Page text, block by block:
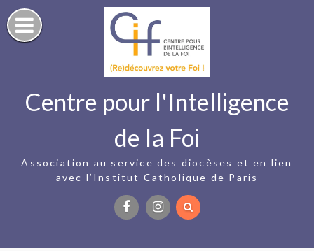
Skip
to
content
Centre pour l'Intelligence
de la Foi
Association au service des diocèses et en lien
avec l’Institut Catholique de Paris